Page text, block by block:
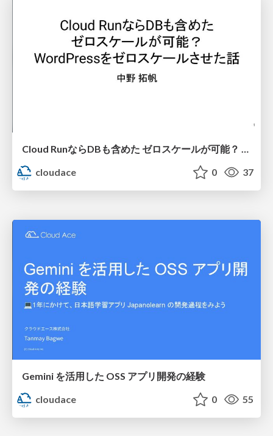
Cloud RunならDBも含めた ゼロスケールが可能？ WordPressをゼロスケールさせた話
cloudace
0 37
Gemini を活用した OSS アプリ開発の経験
cloudace
0 55